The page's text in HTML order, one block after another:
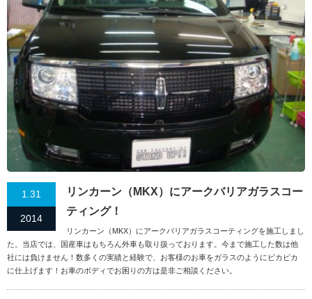
1.31
2014
リンカーン（MKX）にアークバリアガラスコー
ティング！
リンカーン（MKX）にアークバリアガラスコーティングを施工しまし
た。当店では、国産車はもちろん外車も取り扱っております。今まで施工した数は他
社には負けません！数多くの実績と経験で、お客様のお車をガラスのようにピカピカ
に仕上げます！お車のボディでお困りの方は是非ご相談ください。